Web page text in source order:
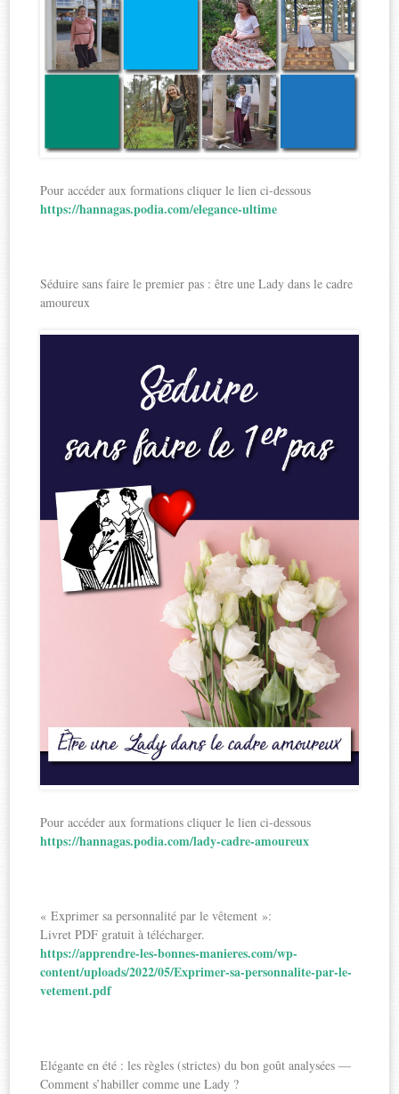
Pour accéder aux formations cliquer le lien ci-dessous
https://hannagas.podia.com/elegance-ultime
Séduire sans faire le premier pas : être une Lady dans le cadre
amoureux
Pour accéder aux formations cliquer le lien ci-dessous
https://hannagas.podia.com/lady-cadre-amoureux
« Exprimer sa personnalité par le vêtement »:
Livret PDF gratuit à télécharger.
https://apprendre-les-bonnes-manieres.com/wp-
content/uploads/2022/05/Exprimer-sa-personnalite-par-le-
vetement.pdf
Elégante en été : les règles (strictes) du bon goût analysées —
Comment s’habiller comme une Lady ?